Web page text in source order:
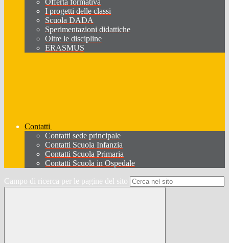
Offerta formativa
I progetti delle classi
Scuola DADA
Sperimentazioni didattiche
Oltre le discipline
ERASMUS
Contatti
Contatti sede principale
Contatti Scuola Infanzia
Contatti Scuola Primaria
Contatti Scuola in Ospedale
Campo di ricerca per le pagine del sito